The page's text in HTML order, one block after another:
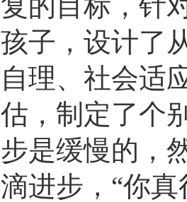
孩子，设计了
自理、社会适
估，制定了个
步是缓慢的，
滴进步，“你